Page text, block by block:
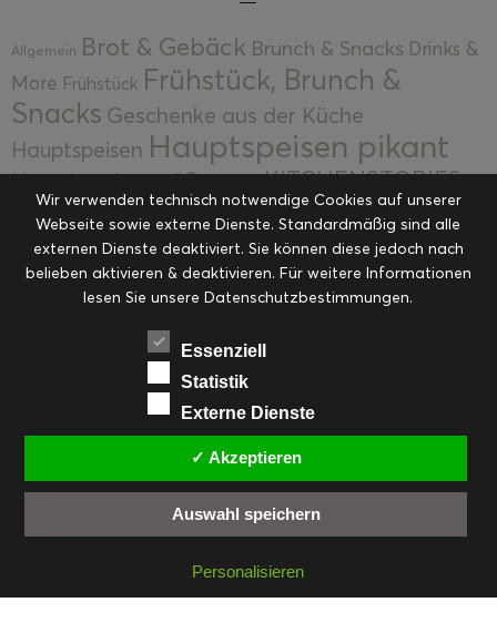
Allgemein Brot & Gebäck Brunch & Snacks Drinks &
More Frühstück Frühstück, Brunch &
Snacks Geschenke aus der Küche
Hauptspeisen Hauptspeisen pikant
Hauptspeisen süßKekseKITCHENSTORIES
Kuchen, Torten & Desserts Kuchen und
Desserts Kulinarik Kulinarische Mitbringsel &
Eingemachtes Ohne Kategorie Ostern Resteküche
RezepteSaisonalSliderStartseite
Suppen, Salate & Vorspeisen
Vorspeisen, Salate & Suppen
Weihnachten Workshops & Events
FACEBOOK PINTEREST
EMAIL
INSTAGRAM
© cookiteasy.at by Simone Kemptner | powered byECKER Digital IT Solutions
Wir verwenden technisch notwendige Cookies auf unserer
Webseite sowie externe Dienste. Standardmäßig sind alle
externen Dienste deaktiviert. Sie können diese jedoch nach
belieben aktivieren & deaktivieren. Für weitere Informationen
lesen Sie unsere Datenschutzbestimmungen.
Essenziell
Statistik
Externe Dienste
✓ Akzeptieren
Auswahl speichern
Personalisieren